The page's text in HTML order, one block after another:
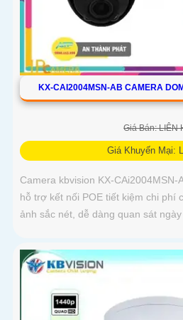
KX-CAI2004MSN-AB CAMERA
Giá Bán: LIÊN
Giá Khuyến Mại:
Camera kbvision KX-
hỗ trợ kết nối POE tiết kiệm chi phí
ảnh sắc nét, dễ dàng quan sát